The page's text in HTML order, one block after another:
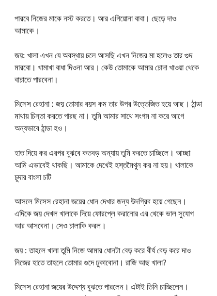
পারবে নিজের মাকে নস্ট করতে। আর এগিয়োনা বাবা। ছেড়ে দাও
আমাকে।
জয়: খালা এখন যে অবস্থায় চলে আসছি এখন নিজের মা হলেও তার গুদ
মারবো। খামাখা বাধা দিওনা আর। কেউ তোমাকে আমার চোদা খাওয়া থেকে
বাচাতে পারবেনা।
মিসেস রেহানা : জয় তোমার বয়স কম তার উপর উত্তেজিত হয়ে আছ। ঠান্ডা
মাথায় চিন্তা করতে পারছ না। তুমি আমার সাথে সংগম না করে আগে
অন্যভাবে ঠান্ডা হও।
হাত দিয়ে কর এরপর বুঝবে কতবড় অন্যায় তুমি করতে চাচ্ছিলে। আচ্ছা
আমি এভাবেই থাকছি। আমাকে দেখেই হস্তমৈথুন কর না হয়। খালাকে
চুদার বাংলা চটি
আসলে মিসেস রেহানা জয়ের ধোন দেখার জন্য উদগ্রিব হয়ে গেছেন।
এদিকে জয় দেখল খালাকে দিয়ে ফোরপ্লে করানোর এর থেকে ভাল সুযোগ
আর আসবেনা। সেও চালাকি করল।
জয় : তাহলে খালা তুমি নিজে আমার ধোনটা বেড় করে বীর্য বেড় করে দাও
নিজের হাতে তাহলে তোমার গুদে ঢুকাবোনা। রাজি আছ খালা?
মিসেস রেহানা জয়ের উদ্দেশ্য বুঝতে পারলেন। এটাই তিনি চাচ্ছিলেন।